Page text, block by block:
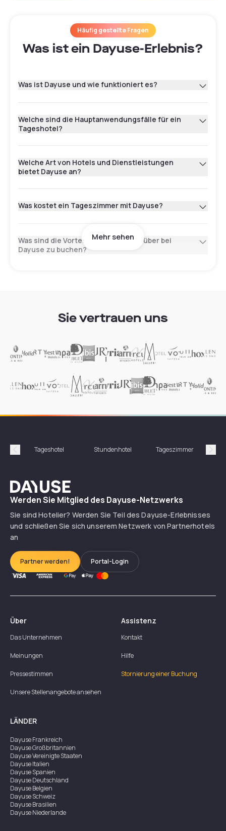
Häufig gestellte Fragen
Was ist ein Dayuse-Erlebnis?
Was ist Dayuse und wie funktioniert es?
Welche sind die Hauptanwendungsfälle für ein
Tageshotel?
Welche Art von Hotels und Dienstleistungen
bietet Dayuse an?
Was kostet ein Tageszimmer mit Dayuse?
Was sind die Vorteile, ein Hotel tagsüber bei
Dayuse zu buchen?
Wo befinden sich die Stundenhotels, die auf
Dayuse?
Was ist ein Daycation im Hotel?
In welchen Ländern können Sie Hotels mit
Dayuse buchen?
Wie wird Ihr Hotel ein Partner von Dayuse?
Mehr sehen
Sie vertrauen uns
Précédent
Tageshotel Stundenhotel Tageszimmer
Dayuse
Werden Sie Mitglied des Dayuse-Netzwerks
Sie sind Hotelier? Werden Sie Teil des Dayuse-Erlebnisses
und schließen Sie sich unserem Netzwerk von Partnerhotels
an
Partner werden! Portal-Login
Über
Das Unternehmen
Meinungen
Pressestimmen
Unsere Stellenangebote ansehen
Assistenz
Kontakt
Hilfe
Stornierung einer Buchung
LÄNDER
DayuseFrankreich
DayuseGroßbritannien
DayuseVereinigte Staaten
DayuseItalien
DayuseSpanien
DayuseDeutschland
DayuseBelgien
DayuseSchweiz
DayuseBrasilien
DayuseNiederlande